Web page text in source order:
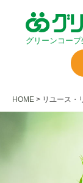
グリーンコー
HOME > リユース・